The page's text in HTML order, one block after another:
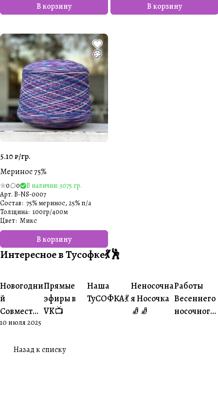
В корзину В корзину
5.10 ₽/гр.
Меринос 75%
0 0
В наличии: 3075 гр.
Арт. B-NS-0007
В корзину
Состав: 75% меринос, 25% п/а
Толщина: 100гр/400м
Цвет: Микс
Интересное в Тусофке💃🕺
#Совместники
Новогодни
й
Совместни
к🎄
10 июля 2025
#Житуха
Прямые
эфиры в
VK📺
#Совместники
Наша
ТуСОФКА💃
#Ваше
творчество
Неносочна
я Носочка
🧦🧦
#Ваше
Работы
Весеннего
носочного
Назад к списку